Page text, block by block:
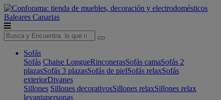
Baleares Canarias
Sofás
Sofás Chaise LongueRinconerasSofás camaSofás 2
plazasSofás 3 plazasSofás de pielSofás relaxSofás
exteriorDivanes
Sillones Sillones decorativosSillones relaxSillones relax
levantapersonas